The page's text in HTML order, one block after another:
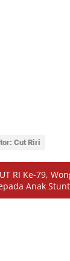
Cut Riri
RI Ke-79,
Anak